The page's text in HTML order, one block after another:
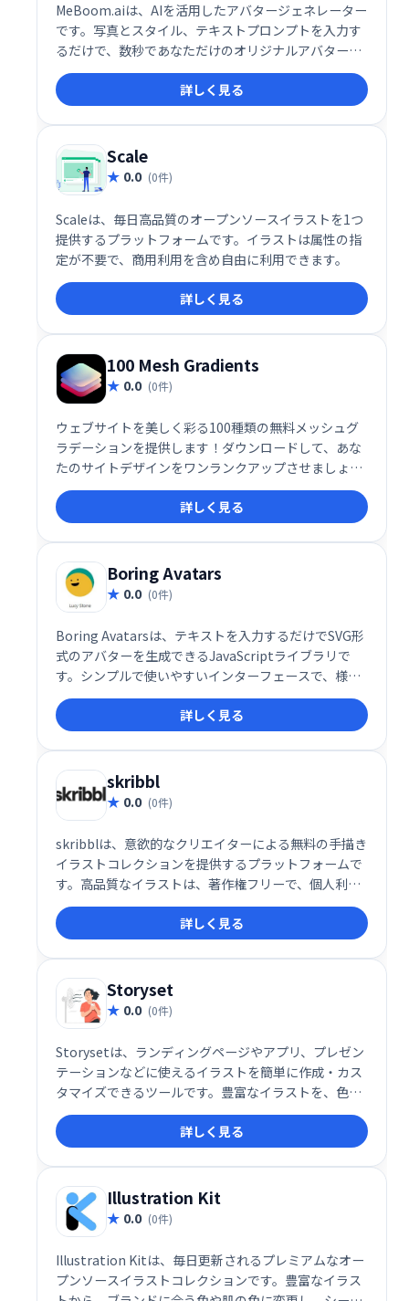
MeBoom.aiは、AIを活用したアバタージェネレーター
です。写真とスタイル、テキストプロンプトを入力す
るだけで、数秒であなただけのオリジナルアバターを
作成できます。様々なスタイルから選べ、簡単にカス
タマイズが可能。App StoreとGoogle Playでアプリ
を入手できます。手軽に自分らしいアバターを作り、
SNSやプロフィール画像などに活用してみませんか？
詳しく見る
Scale
0.0 (0件)
Scaleは、毎日高品質のオープンソースイラストを1つ
提供するプラットフォームです。イラストは属性の指
定が不要で、商用利用を含め自由に利用できます。
詳しく見る
100 Mesh Gradients
0.0 (0件)
ウェブサイトを美しく彩る100種類の無料メッシュグ
ラデーションを提供します！ダウンロードして、あな
たのサイトデザインをワンランクアップさせましょ
う。高品質なグラデーションで、洗練された印象的な
ウェブサイトを簡単に作成できます。今すぐダウンロ
ードして、魅力的なデザインを実現してください！
詳しく見る
Boring Avatars
0.0 (0件)
Boring Avatarsは、テキストを入力するだけでSVG形
式のアバターを生成できるJavaScriptライブラリで
す。シンプルで使いやすいインターフェースで、様々
な用途に合わせたアバター作成が可能です。手軽に個
性的なアバターを作成したい開発者におすすめです。
詳しく見る
skribbl
0.0 (0件)
skribblは、意欲的なクリエイターによる無料の手描き
イラストコレクションを提供するプラットフォームで
す。高品質なイラストは、著作権フリーで、個人利用
から商用利用まで幅広い用途でご利用いただけます。
グローバルなコミュニティが作り出す、多様なイラス
トをぜひお楽しみください。
詳しく見る
Storyset
0.0 (0件)
Storysetは、ランディングページやアプリ、プレゼン
テーションなどに使えるイラストを簡単に作成・カス
タマイズできるツールです。豊富なイラストを、色変
更や動画化など、自在に編集してダウンロードできま
す。あなたのアイデアを視覚的に魅力的な表現に変え
ましょう！
詳しく見る
Illustration Kit
0.0 (0件)
Illustration Kitは、毎日更新されるプレミアムなオー
プンソースイラストコレクションです。豊富なイラス